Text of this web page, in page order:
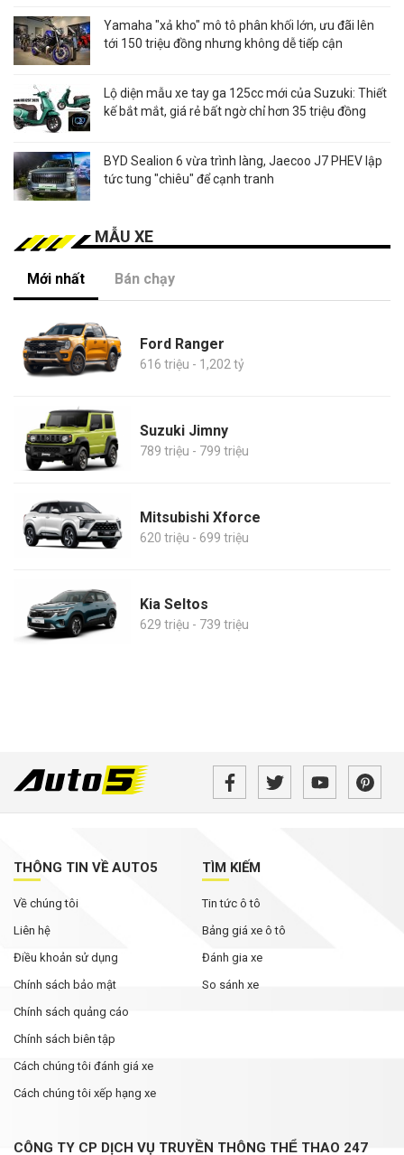
Yamaha "xả kho" mô tô phân khối lớn, ưu đãi lên
tới 150 triệu đồng nhưng không dễ tiếp cận
Lộ diện mẫu xe tay ga 125cc mới của Suzuki: Thiết
kế bắt mắt, giá rẻ bất ngờ chỉ hơn 35 triệu đồng
BYD Sealion 6 vừa trình làng, Jaecoo J7 PHEV lập
tức tung "chiêu" để cạnh tranh
MẪU XE
Mới nhất Bán chạy
Ford Ranger
616 triệu - 1,202 tỷ
Suzuki Jimny
789 triệu - 799 triệu
Mitsubishi Xforce
620 triệu - 699 triệu
Kia Seltos
629 triệu - 739 triệu
THÔNG TIN VỀ AUTO5
Về chúng tôi
Liên hệ
Điều khoản sử dụng
Chính sách bảo mật
Chính sách quảng cáo
Chính sách biên tập
Cách chúng tôi đánh giá xe
Cách chúng tôi xếp hạng xe
TÌM KIẾM
Tin tức ô tô
Bảng giá xe ô tô
Đánh gia xe
So sánh xe
CÔNG TY CP DỊCH VỤ TRUYỀN THÔNG THỂ THAO 247